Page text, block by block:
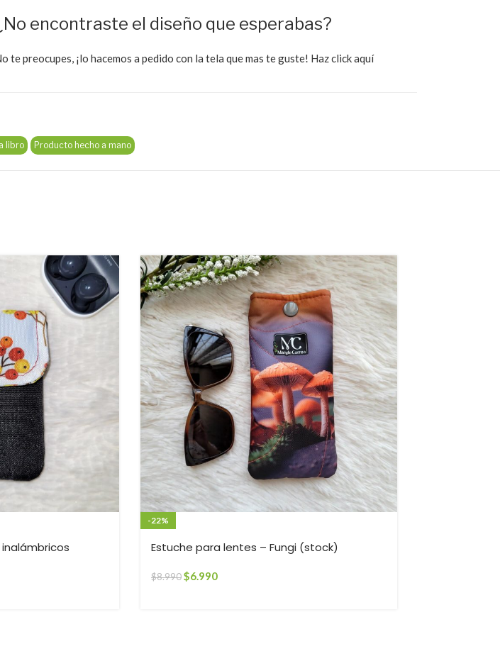
encontraste el diseño que esperabas?
te preocupes, ¡lo hacemos a pedido con la tela que mas te guste! Haz click aquí
libro Producto hecho a mano
-22%
Estuche para lentes – Fungi (stock)
$8.990$6.990